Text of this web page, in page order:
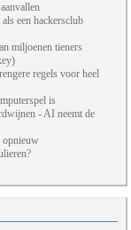
een hackersclub
miljoenen tieners
regels voor heel
is
- AI neemt de
opnieuw